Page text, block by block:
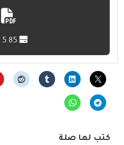
كتب لها صلة